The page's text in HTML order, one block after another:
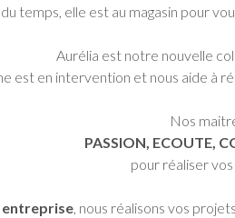
temps, elle est au magasin pour
Aurélia est notre nouvelle
est en intervention et nous aide à
Nos
PASSION, ECOUTE,
pour réaliser
, nous réalisons vos